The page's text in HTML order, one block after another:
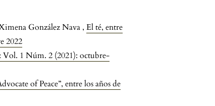
González Nava ,El té, entre
2022
1 Núm. 2 (2021): octubre-
of Peace”, entre los años de